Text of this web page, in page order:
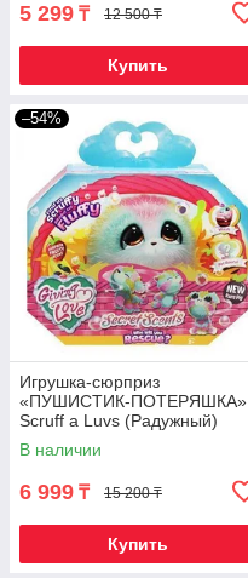
5 299 ₸ 12 500 ₸
Купить
–54%
Игрушка-сюрприз
«ПУШИСТИК-ПОТЕРЯШКА»
Scruff a Luvs (Радужный)
В наличии
6 999 ₸ 15 200 ₸
Купить